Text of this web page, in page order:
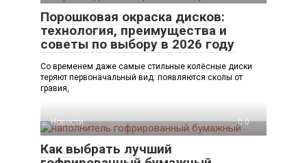
Порошковая окраска дисков:
технология, преимущества и
советы по выбору в 2026 году
Со временем даже самые стильные колёсные диски
теряют первоначальный вид: появляются сколы от
гравия,
Новости 0
Как выбрать лучший